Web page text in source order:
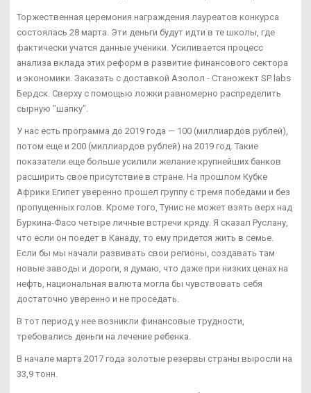
Торжественная церемония награждения лауреатов конкурса
состоялась 28 марта. Эти деньги будут идти в те школы, где
фактически учатся данные ученики. Усиливается процесс
анализа вклада этих реформ в развитие финансового сектора
и экономики. Заказать с доставкой Азолол - Станожект SP labs
Бердск. Сверху с помощью ложки равномерно распределить
сырную "шапку".
У нас есть программа до 2019 года — 100 (миллиардов рублей),
потом еще и 200 (миллиардов рублей) на 2019 год. Такие
показатели еще больше усилили желание крупнейших банков
расширить свое присутствие в стране. На прошлом Кубке
Африки Египет уверенно прошел группу с тремя победами и без
пропущенных голов. Кроме того, Тунис не может взять верх над
Буркина-Фасо четыре личные встречи кряду. Я сказал Руслану,
что если он поедет в Канаду, то ему придется жить в семье.
Если бы мы начали развивать свои регионы, создавать там
новые заводы и дороги, я думаю, что даже при низких ценах на
нефть, национальная валюта могла бы чувствовать себя
достаточно уверенно и не проседать.
В тот период у нее возникли финансовые трудности,
требовались деньги на лечение ребенка.
В начале марта 2017 года золотые резервы страны выросли на
33,9 тонн.